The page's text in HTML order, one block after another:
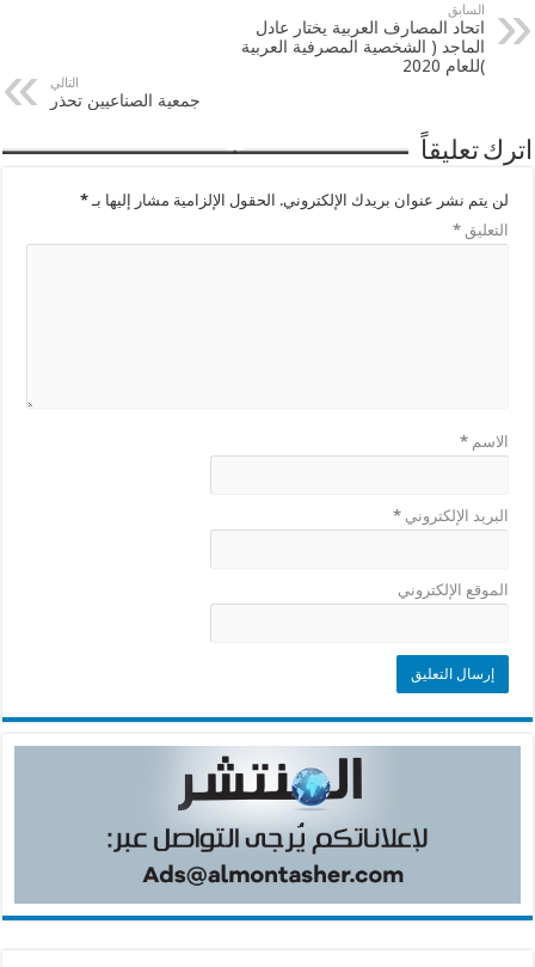
السابق
اتحاد المصارف العربية يختار عادل
الماجد ( الشخصية المصرفية العربية
)للعام 2020
التالي
جمعية الصناعيين تحذر
اترك تعليقاً
لن يتم نشر عنوان بريدك الإلكتروني. الحقول الإلزامية مشار إليها بـ*
التعليق*
الاسم*
البريد الإلكتروني*
الموقع الإلكتروني